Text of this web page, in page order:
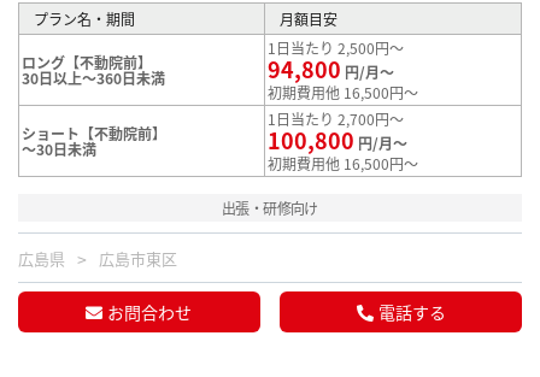
プラン名・期間 月額目安
ロング【不動院前】
30日以上～360日未満
1日当たり 2,500円～
94,800 円/月～
初期費用他 16,500円～
ショート【不動院前】
～30日未満
1日当たり 2,700円～
100,800 円/月～
初期費用他 16,500円～
出張・研修向け
広島県 広島市東区
お問合わせ 電話する